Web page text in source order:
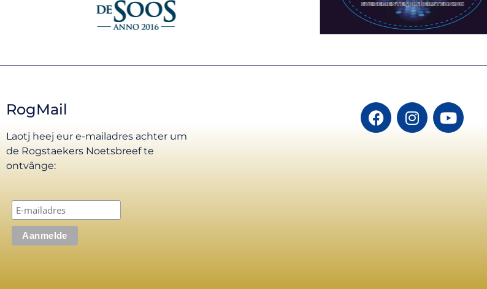
RogMail
Laotj heej eur e-mailadres achter um
de Rogstaekers Noetsbreef te
ontvânge: